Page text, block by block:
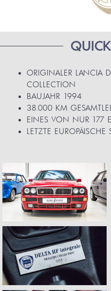
QUICK
ORIGINALER LANCIA
COLLECTION
BAUJAHR 1994
38.000 KM
EINES VON NUR 177
LETZTE